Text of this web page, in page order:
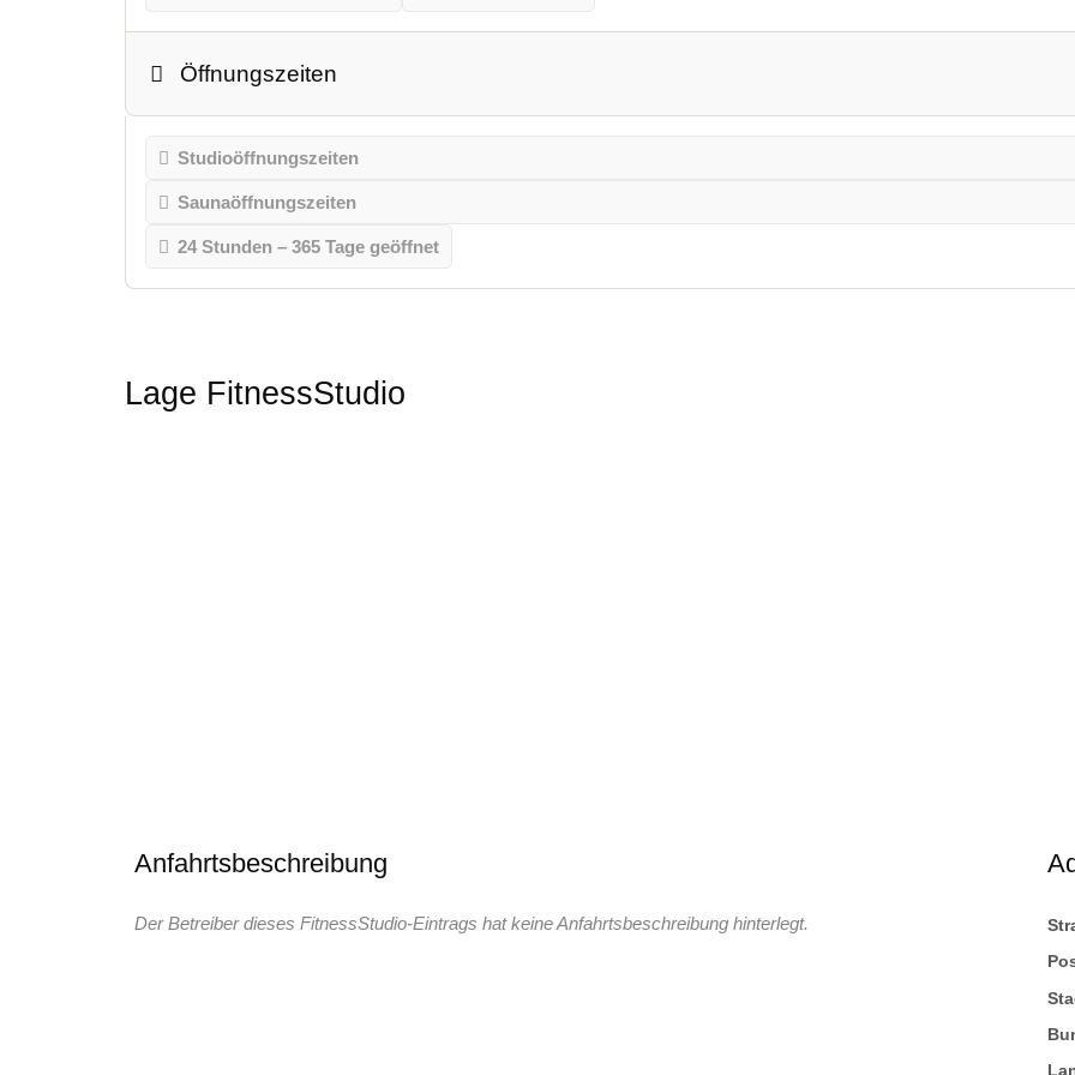
Öffnungszeiten
Studioöffnungszeiten
Saunaöffnungszeiten
24 Stunden – 365 Tage geöffnet
Lage FitnessStudio
Anfahrtsbeschreibung
Der Betreiber dieses FitnessStudio-Eintrags hat keine Anfahrtsbeschreibung hinterlegt.